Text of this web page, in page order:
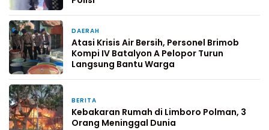
DAERAH
Atasi Krisis Air Bersih, Personel Brimob
Kompi IV Batalyon A Pelopor Turun
Langsung Bantu Warga
BERITA
Kebakaran Rumah di Limboro Polman, 3
Orang Meninggal Dunia